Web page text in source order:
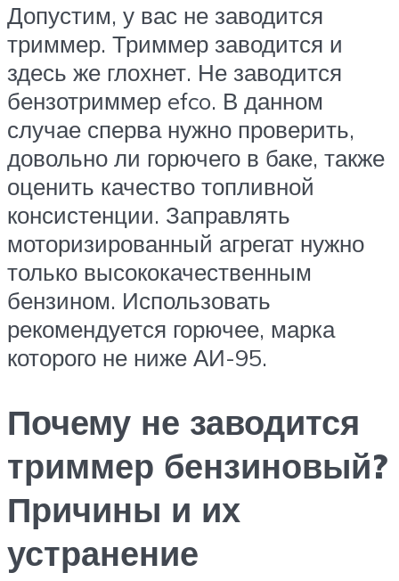
Допустим, у вас не заводится
триммер. Триммер заводится и
здесь же глохнет. Не заводится
бензотриммер efco. В данном
случае сперва нужно проверить,
довольно ли горючего в баке, также
оценить качество топливной
консистенции. Заправлять
моторизированный агрегат нужно
только высококачественным
бензином. Использовать
рекомендуется горючее, марка
которого не ниже АИ-95.
Почему не заводится
триммер бензиновый?
Причины и их
устранение